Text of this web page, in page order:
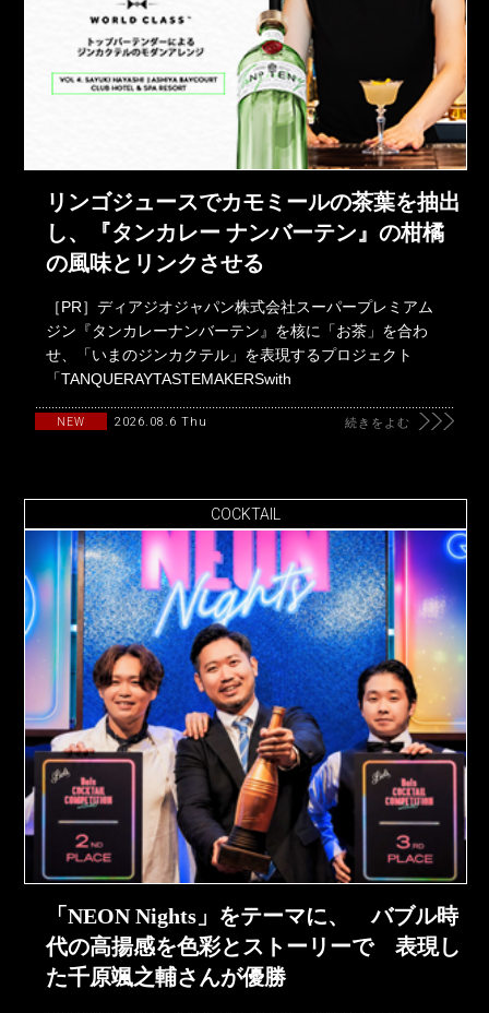
リンゴジュースでカモミールの茶葉を抽出
し、『タンカレー ナンバーテン』の柑橘
の風味とリンクさせる
［PR］ディアジオジャパン株式会社スーパープレミアム
ジン『タンカレーナンバーテン』を核に「お茶」を合わ
せ、「いまのジンカクテル」を表現するプロジェクト
「TANQUERAYTASTEMAKERSwith
NEW 2026.08.6 Thu 続きをよむ
COCKTAIL
「NEON Nights」をテーマに、 バブル時
代の高揚感を色彩とストーリーで 表現し
た千原颯之輔さんが優勝